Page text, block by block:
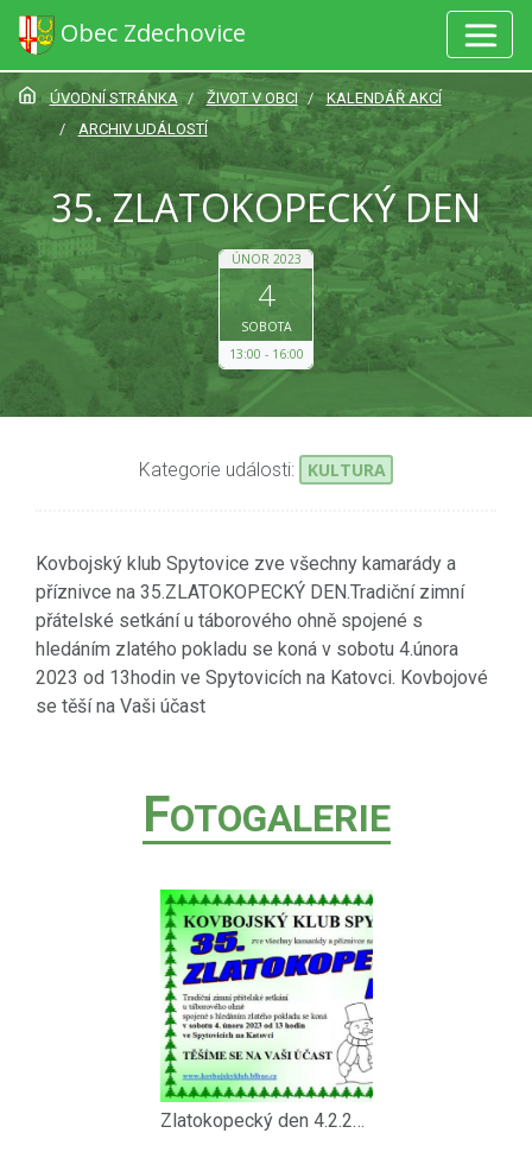
Obec Zdechovice
ÚVODNÍ STRÁNKA ŽIVOT V OBCI
KALENDÁŘ AKCÍ
ARCHIV UDÁLOSTÍ
35. ZLATOKOPECKÝ DEN
ÚNOR 2023
4
SOBOTA
13:00
16:00
Kategorie události: KULTURA
Kovbojský klub Spytovice zve všechny kamarády a
příznivce na 35.ZLATOKOPECKÝ DEN.Tradiční zimní
přátelské setkání u táborového ohně spojené s
hledáním zlatého pokladu se koná v sobotu 4.února
2023 od 13hodin ve Spytovicích na Katovci. Kovbojové
se těší na Vaši účast
FOTOGALERIE
Zlatokopecký den 4.2.2023